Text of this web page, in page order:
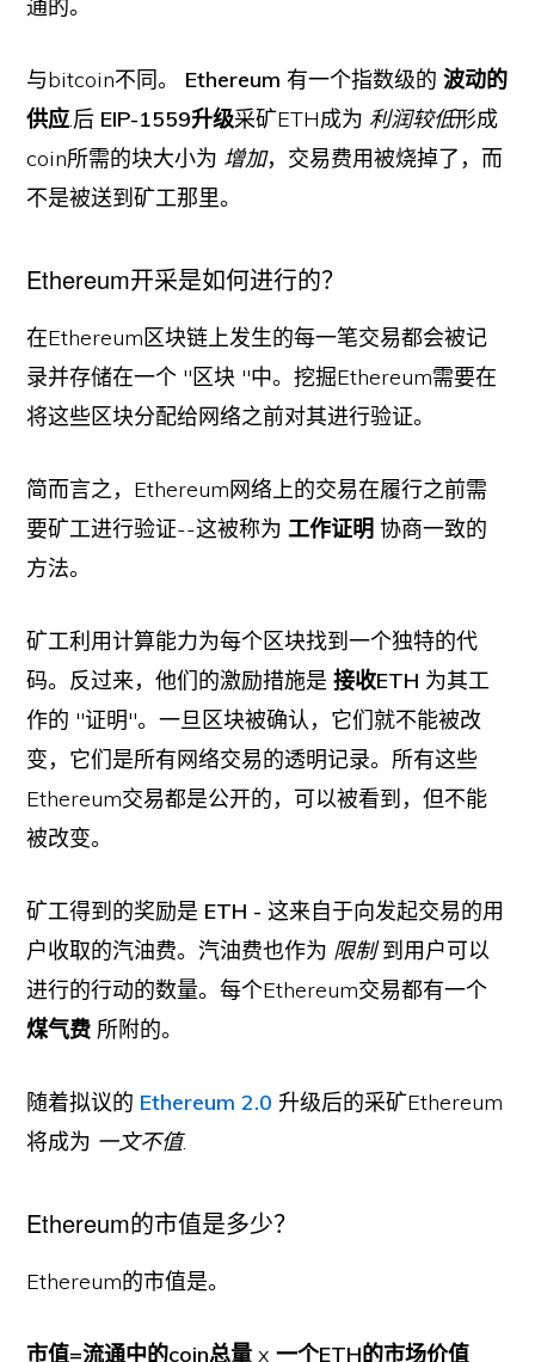
通的。
与bitcoin不同。 Ethereum 有一个指数级的波动的
供应.后 EIP-1559升级采矿ETH成为 利润较低形成
coin所需的块大小为 增加，交易费用被烧掉了，而
不是被送到矿工那里。
Ethereum开采是如何进行的？
在Ethereum区块链上发生的每一笔交易都会被记
录并存储在一个 "区块 "中。挖掘Ethereum需要在
将这些区块分配给网络之前对其进行验证。
简而言之，Ethereum网络上的交易在履行之前需
要矿工进行验证--这被称为 工作证明 协商一致的
方法。
矿工利用计算能力为每个区块找到一个独特的代
码。反过来，他们的激励措施是接收ETH 为其工
作的 "证明"。一旦区块被确认，它们就不能被改
变，它们是所有网络交易的透明记录。所有这些
Ethereum交易都是公开的，可以被看到，但不能
被改变。
矿工得到的奖励是 ETH -这来自于向发起交易的用
户收取的汽油费。汽油费也作为 限制到用户可以
进行的行动的数量。每个Ethereum交易都有一个
煤气费 所附的。
随着拟议的 Ethereum 2.0 升级后的采矿Ethereum
将成为 一文不值.
Ethereum的市值是多少？
Ethereum的市值是。
市值=流通中的coin总量x一个ETH的市场价值